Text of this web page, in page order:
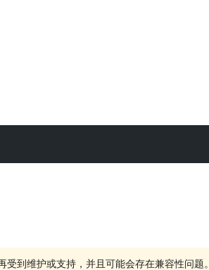
到维护或支持，并且可能会存在兼容性问题。